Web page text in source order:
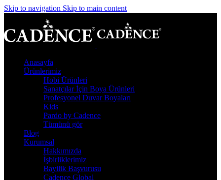
Skip to navigation Skip to main content
Anasayfa
Ürünlerimiz
Hobi Ürünleri
Sanatçılar İçin Boya Ürünleri
Profesyonel Duvar Boyaları
Kids
Pardo by Cadence
Tümünü gör
Blog
Kurumsal
Hakkımızda
İşbirliklerimiz
Bayilik Başvurusu
Cadence Global